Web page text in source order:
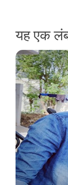
यह एक